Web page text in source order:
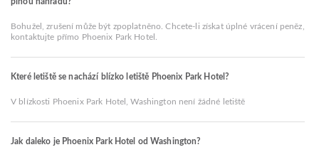
Bohužel, zrušení může být zpoplatněno. Chcete-li získat úplné vrácení peněz,
kontaktujte přímo Phoenix Park Hotel.
Které letiště se nachází blízko letiště Phoenix Park Hotel?
V blízkosti Phoenix Park Hotel, Washington není žádné letiště
Jak daleko je Phoenix Park Hotel od Washington?